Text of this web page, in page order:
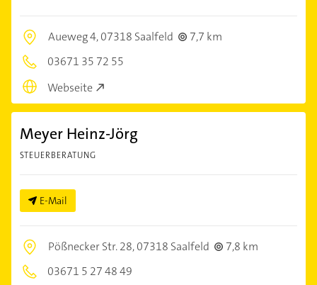
Aueweg 4,07318 Saalfeld
7,7 km
03671 35 72 55
Webseite
Meyer Heinz-Jörg
STEUERBERATUNG
E-Mail
Pößnecker Str. 28,07318 Saalfeld
7,8 km
03671 5 27 48 49